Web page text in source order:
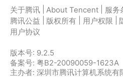
关于腾讯 About Tencent 服务
腾讯公益
版权所有 用户权限
用户协议
版本号: 9.2.5
备案号: 粤B2-20090059-1623A
主办者: 深圳市腾讯计算机系统有